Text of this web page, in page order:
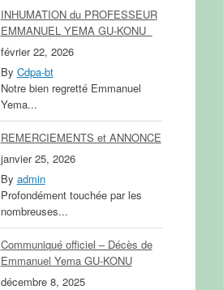
INHUMATION du PROFESSEUR
EMMANUEL YEMA GU-KONU
février 22, 2026
By Cdpa-bt
Notre bien regretté Emmanuel
Yema...
REMERCIEMENTS et ANNONCE
janvier 25, 2026
By admin
Profondément touchée par les
nombreuses...
Communiqué officiel – Décès de
Emmanuel Yema GU-KONU
décembre 8, 2025